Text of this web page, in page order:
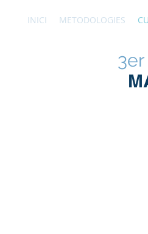
INICI METODOLOGIES